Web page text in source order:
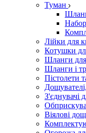
Туман
Лійки для
Котушки
Шланги
Шланги і
Пістолети
З'єднувачі
Віялові